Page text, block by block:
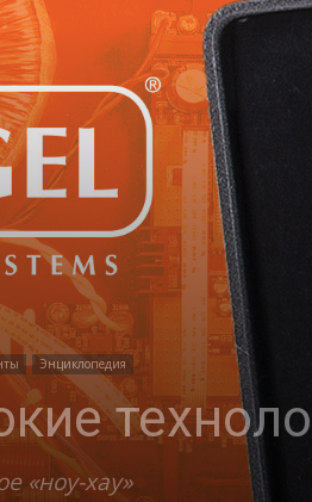
Энциклопедия
«ноу-хау»